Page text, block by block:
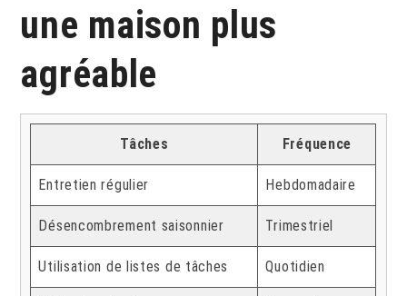
une maison plus
agréable
Tâches Fréquence
Entretien régulier Hebdomadaire
Désencombrement saisonnier Trimestriel
Utilisation de listes de tâches Quotidien